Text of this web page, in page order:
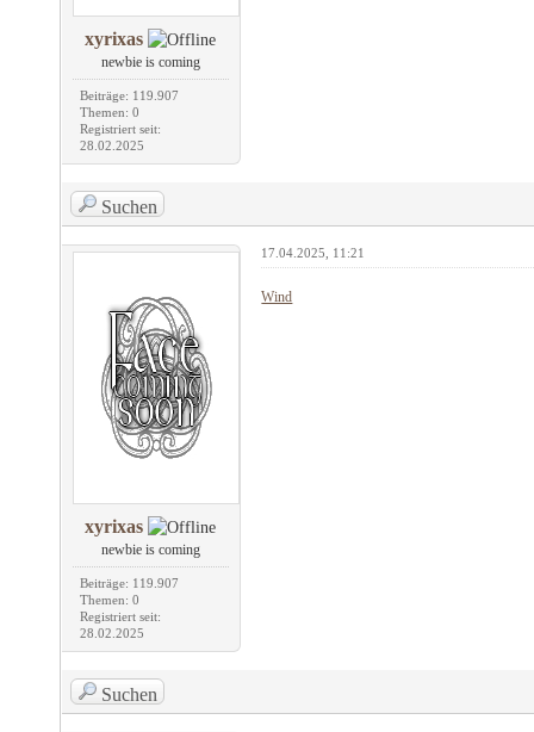
xyrixas
newbie is coming
Beiträge: 119.907
Themen: 0
Registriert seit:
28.02.2025
Suchen
xyrixas
newbie is coming
Beiträge: 119.907
Themen: 0
Registriert seit:
28.02.2025
17.04.2025, 11:21
Wind
Suchen